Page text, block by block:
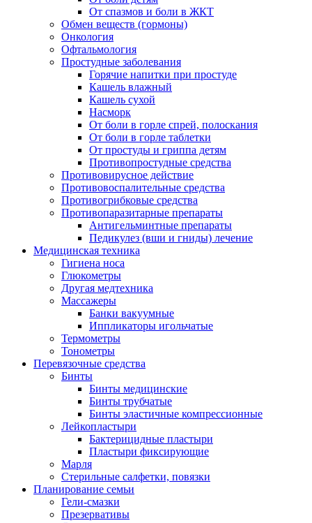
От спазмов и боли в ЖКТ
Обмен веществ (гормоны)
Онкология
Офтальмология
Простудные заболевания
Горячие напитки при простуде
Кашель влажный
Кашель сухой
Насморк
От боли в горле спрей, полоскания
От боли в горле таблетки
От простуды и гриппа детям
Противопростудные средства
Противовирусное действие
Противовоспалительные средства
Противогрибковые средства
Противопаразитарные препараты
Антигельминтные препараты
Педикулез (вши и гниды) лечение
Медицинская техника
Гигиена носа
Глюкометры
Другая медтехника
Массажеры
Банки вакуумные
Иппликаторы игольчатые
Термометры
Тонометры
Перевязочные средства
Бинты
Бинты медицинские
Бинты трубчатые
Бинты эластичные компрессионные
Лейкопластыри
Бактерицидные пластыри
Пластыри фиксирующие
Марля
Стерильные салфетки, повязки
Планирование семьи
Гели-смазки
Презервативы